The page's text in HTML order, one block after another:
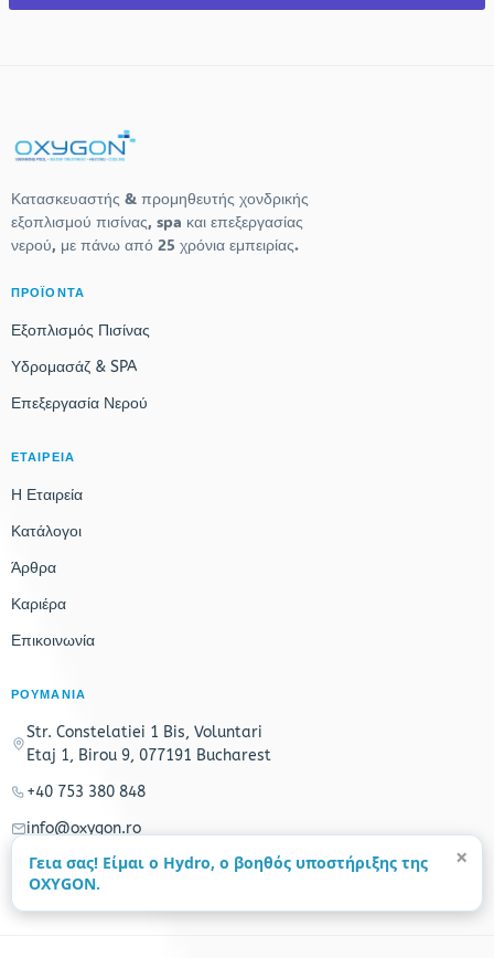
Κατασκευαστής & προμηθευτής χονδρικής
εξοπλισμού πισίνας, spa και επεξεργασίας
νερού, με πάνω από 25 χρόνια εμπειρίας.
ΠΡΟΪΟΝΤΑ
Εξοπλισμός Πισίνας
Υδρομασάζ & SPA
Επεξεργασία Νερού
ΕΤΑΙΡΕΙΑ
Η Εταιρεία
Κατάλογοι
Άρθρα
Καριέρα
Επικοινωνία
ΡΟΥΜΑΝΙΑ
Str. Constelatiei 1 Bis, Voluntari
Etaj 1, Birou 9, 077191 Bucharest
+40 753 380 848
info@oxygon.ro
Δευ–Παρ 08:00–16:00
×
Γεια σας! Είμαι ο Hydro, ο βοηθός υποστήριξης της
OXYGON.